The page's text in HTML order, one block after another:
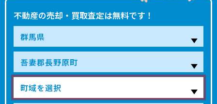
不動産の売却・買取査定は無料です！